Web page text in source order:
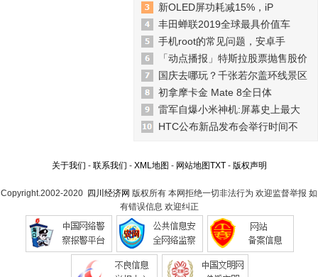
新OLED屏功耗减15%，iP
丰田蝉联2019全球最具价值车
手机root的常见问题，安卓手
「动点播报」特斯拉股票抛售股价
国庆去哪玩？千张若尔盖环线景区
初拿摩卡金 Mate 8全日体
雷军自爆小米神机:屏幕史上最大
HTC公布新品发布会举行时间不
关于我们 - 联系我们 - XML地图 - 网站地图TXT- 版权声明
Copyright.2002-2020 四川经济网 版权所有 本网拒绝一切非法行为 欢迎监督举报 如
有错误信息 欢迎纠正